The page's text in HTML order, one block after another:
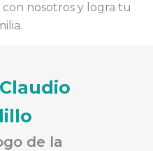
con nosotros y logra tu
de la